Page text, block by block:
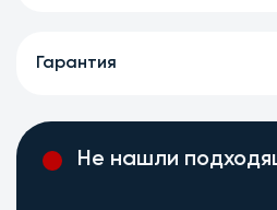
Гарантия
Не нашли